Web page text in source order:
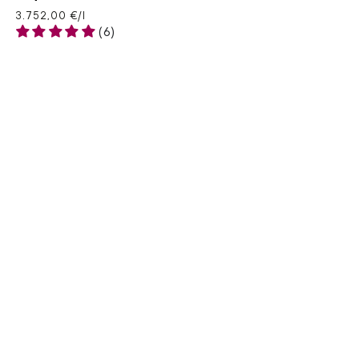
Preis
Stückpreis
3.752,00 €/
pro l
(6)